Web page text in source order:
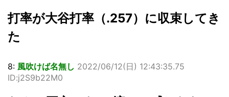
打率が大谷打率（.257）に収束してき
た
8: 風吹けば名無し 2022/06/12(日) 12:43:35.75
ID:j2S9b22M0